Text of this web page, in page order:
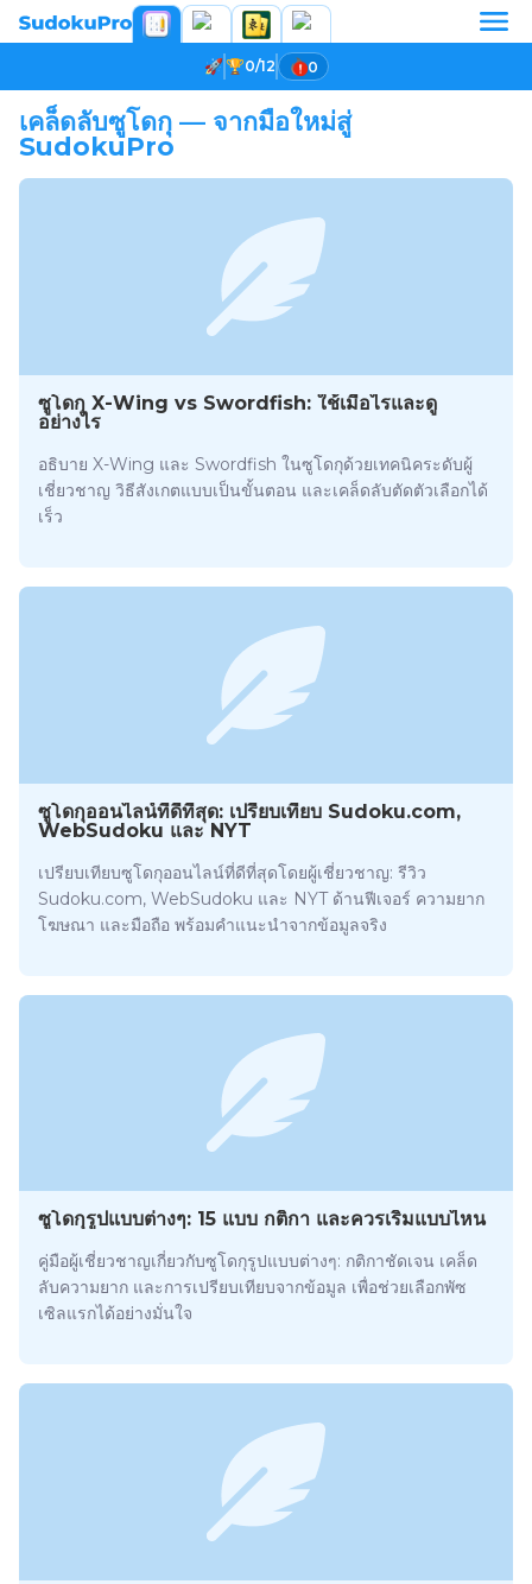
0/12 0
เคล็ดลับซูโดกุ — จากมือใหม่สู่
SudokuPro
ซูโดกุ X-Wing vs Swordfish: ใช้เมื่อไรและดู
อย่างไร
อธิบาย X-Wing และ Swordfish ในซูโดกุด้วยเทคนิคระดับผู้
เชี่ยวชาญ วิธีสังเกตแบบเป็นขั้นตอน และเคล็ดลับตัดตัวเลือกได้
เร็ว
ซูโดกุออนไลน์ที่ดีที่สุด: เปรียบเทียบ Sudoku.com,
WebSudoku และ NYT
เปรียบเทียบซูโดกุออนไลน์ที่ดีที่สุดโดยผู้เชี่ยวชาญ: รีวิว
Sudoku.com, WebSudoku และ NYT ด้านฟีเจอร์ ความยาก
โฆษณา และมือถือ พร้อมคำแนะนำจากข้อมูลจริง
ซูโดกุรูปแบบต่างๆ: 15 แบบ กติกา และควรเริ่มแบบไหน
คู่มือผู้เชี่ยวชาญเกี่ยวกับซูโดกุรูปแบบต่างๆ: กติกาชัดเจน เคล็ด
ลับความยาก และการเปรียบเทียบจากข้อมูล เพื่อช่วยเลือกพัซ
เซิลแรกได้อย่างมั่นใจ